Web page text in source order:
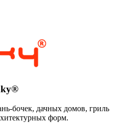
бочек, дачных домов, гриль
форм.